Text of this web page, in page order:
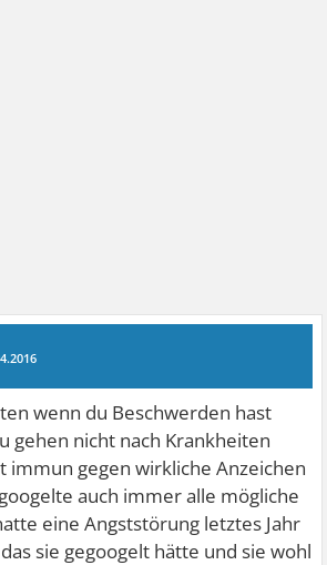
wenn du Beschwerden hast
gehen nicht nach Krankheiten
immun gegen wirkliche Anzeichen
auch immer alle mögliche
eine Angststörung letztes Jahr
sie gegoogelt hätte und sie wohl